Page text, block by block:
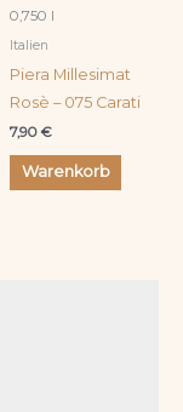
0,750 l
Italien
Piera Millesimat
Rosè – 075 Carati
7,90€
Warenkorb